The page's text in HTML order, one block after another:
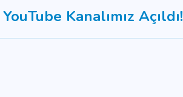
YouTube Kanalımız Açıldı!